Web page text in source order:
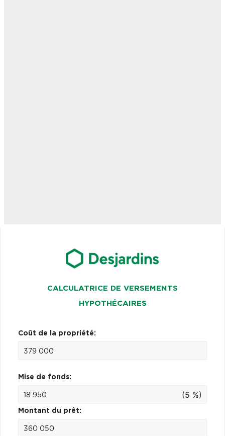
CALCULATRICE DE VERSEMENTS
HYPOTHÉCAIRES
Coût de la propriété:
Mise de fonds:
(5 %)
Montant du prêt: